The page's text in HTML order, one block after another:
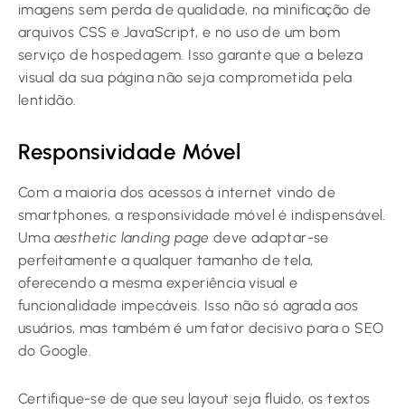
imagens sem perda de qualidade, na minificação de
arquivos CSS e JavaScript, e no uso de um bom
serviço de hospedagem. Isso garante que a beleza
visual da sua página não seja comprometida pela
lentidão.
Responsividade Móvel
Com a maioria dos acessos à internet vindo de
smartphones, a responsividade móvel é indispensável.
Uma aesthetic landing page deve adaptar-se
perfeitamente a qualquer tamanho de tela,
oferecendo a mesma experiência visual e
funcionalidade impecáveis. Isso não só agrada aos
usuários, mas também é um fator decisivo para o SEO
do Google.
Certifique-se de que seu layout seja fluido, os textos